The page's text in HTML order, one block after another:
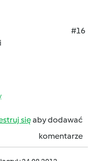
#16
sięaby dodawać
komentarze